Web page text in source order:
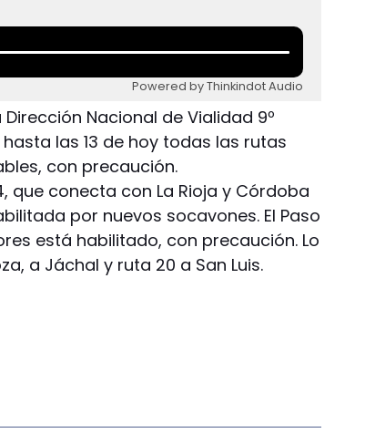
Powered by Thinkindot Audio
Nacional de Vialidad 9º
las 13 de hoy todas las rutas
con precaución.
que conecta con La Rioja y Córdoba
por nuevos socavones. El Paso
está habilitado, con precaución. Lo
a Jáchal y ruta 20 a San Luis.